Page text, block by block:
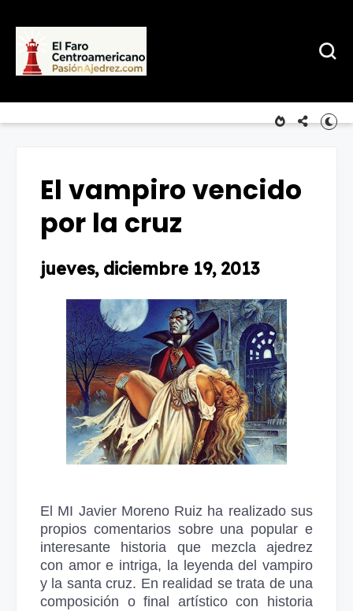
El vampiro vencido
por la cruz
jueves, diciembre 19, 2013
El MI Javier Moreno Ruiz ha realizado sus
propios comentarios sobre una popular e
interesante historia que mezcla ajedrez
con amor e intriga, la leyenda del vampiro
y la santa cruz. En realidad se trata de una
composición o final artístico con historia